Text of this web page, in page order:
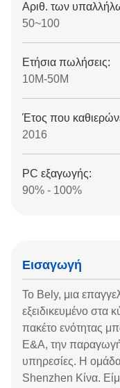
Αριθ. των
50~100
Ετήσια πωλήσεις:
10M-50M
Έτος που
2016
PC εξαγωγής:
90% - 100%
Εισαγωγή
Το Bely, μια
εξειδικευμένο στα
πακέτο ενότητας
Ε&Α, την παραγωγή,
υπηρεσίες. Η
Shenzhen Κίνα.